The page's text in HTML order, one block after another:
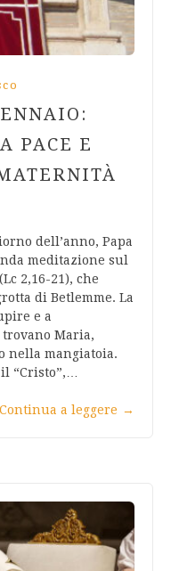
PACE E
dell’anno, Papa
meditazione sul
2,16-21), che
di Betlemme. La
e a
Maria,
nella mangiatoia.
“Cristo”,…
Continua a leggere →